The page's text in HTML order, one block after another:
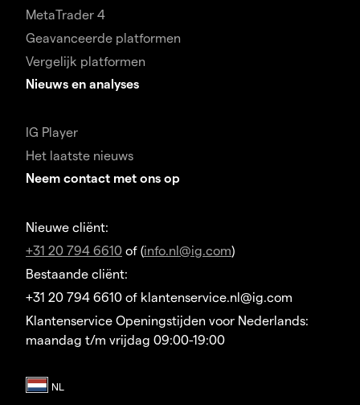
MetaTrader 4
Geavanceerde platformen
Vergelijk platformen
Nieuws en analyses
IG Player
Het laatste nieuws
Neem contact met ons op
Nieuwe cliënt:
+31 20 794 6610 of (info.nl@ig.com)
Bestaande cliënt:
+31 20 794 6610 of klantenservice.nl@ig.com
Klantenservice Openingstijden voor Nederlands:
maandag t/m vrijdag 09:00-19:00